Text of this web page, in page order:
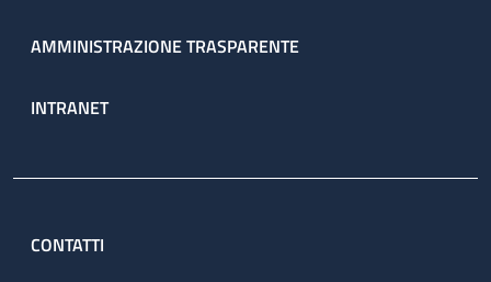
AMMINISTRAZIONE TRASPARENTE
INTRANET
CONTATTI